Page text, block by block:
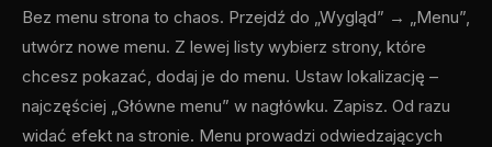
Bez menu strona to chaos. Przejdź do „Wygląd” → „Menu”,
utwórz nowe menu. Z lewej listy wybierz strony, które
chcesz pokazać, dodaj je do menu. Ustaw lokalizację –
najczęściej „Główne menu” w nagłówku. Zapisz. Od razu
widać efekt na stronie. Menu prowadzi odwiedzających